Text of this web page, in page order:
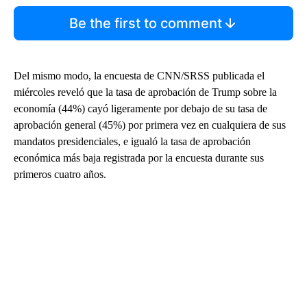
Be the first to comment
Del mismo modo, la encuesta de CNN/SRSS publicada el
miércoles reveló que la tasa de aprobación de Trump sobre la
economía (44%) cayó ligeramente por debajo de su tasa de
aprobación general (45%) por primera vez en cualquiera de sus
mandatos presidenciales, e igualó la tasa de aprobación
económica más baja registrada por la encuesta durante sus
primeros cuatro años.